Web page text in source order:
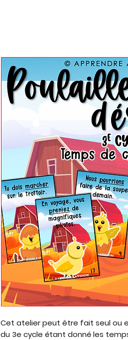
Cet atelier peut être fait seul ou
du 3e cycle étant donné les